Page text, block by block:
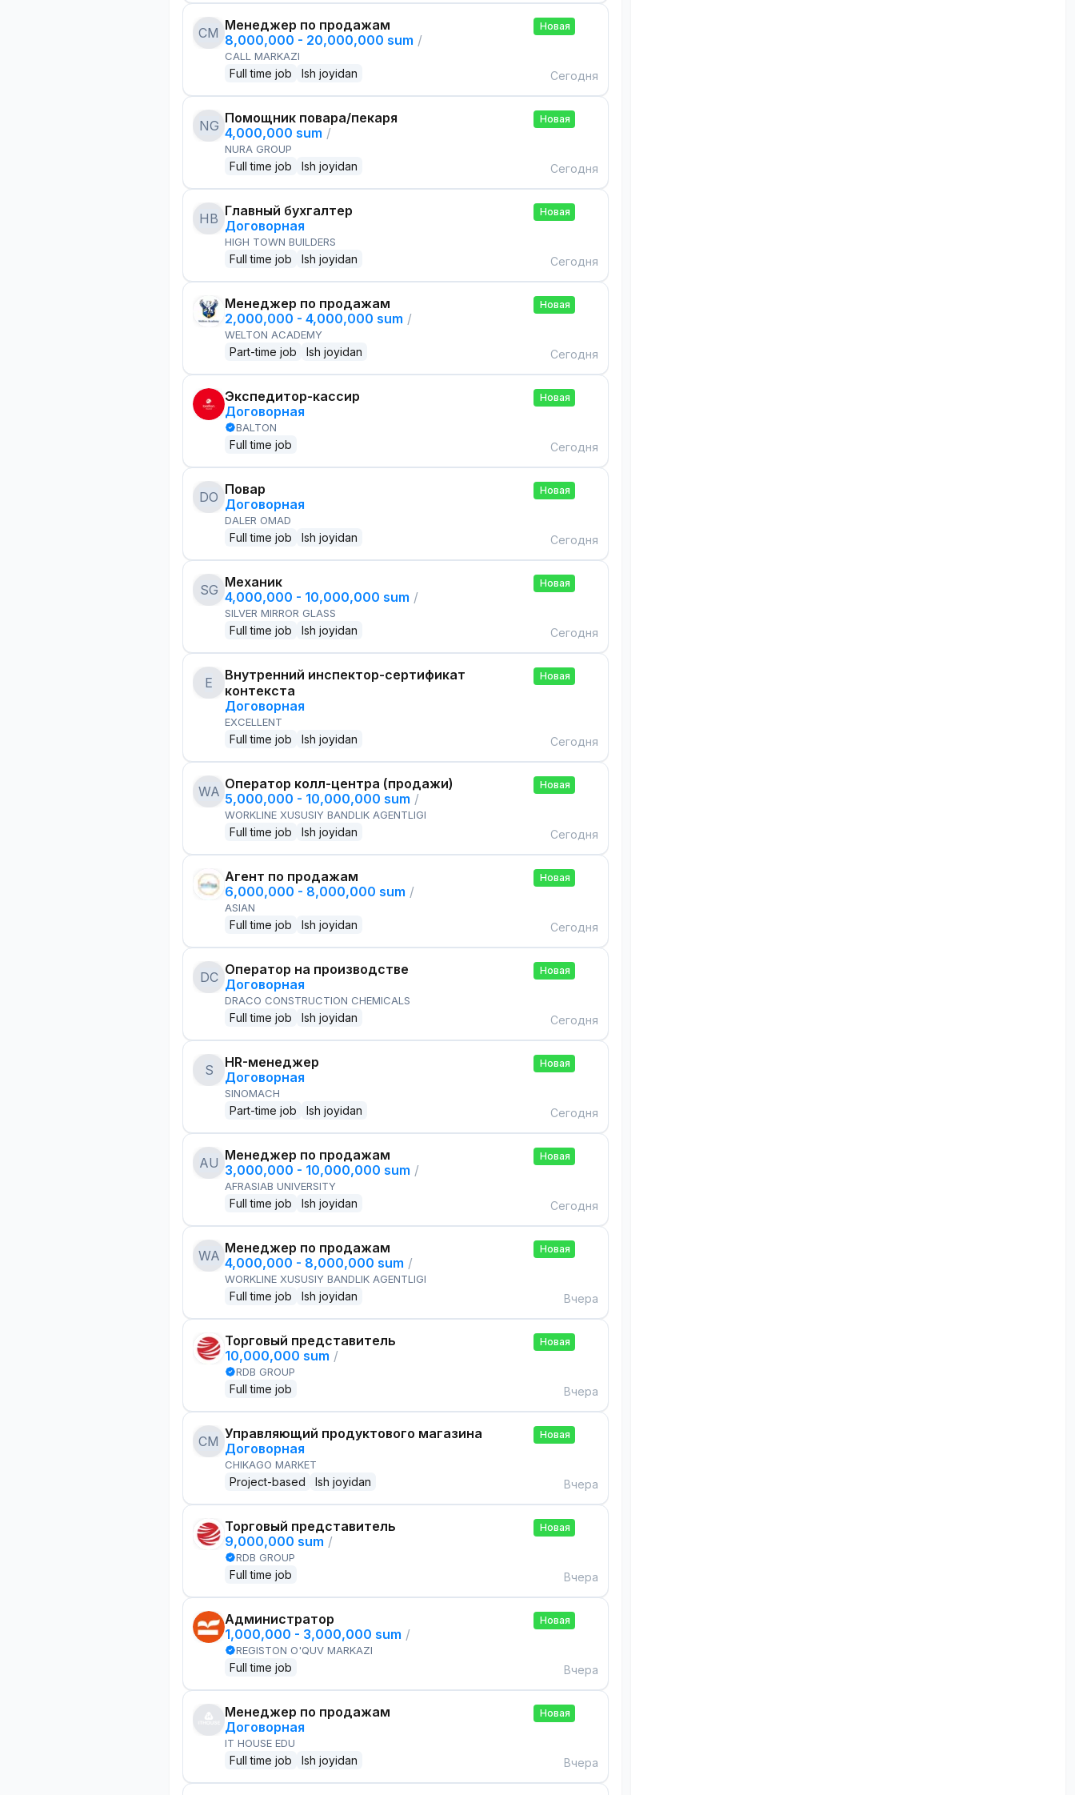
CM Менеджер по продажам
8,000,000 - 20,000,000 sum /
CALL MARKAZI
Full time job Ish joyidan
Новая
Сегодня
NG Помощник повара/пекаря
4,000,000 sum /
NURA GROUP
Full time job Ish joyidan
Новая
Сегодня
HB Главный бухгалтер
Договорная
HIGH TOWN BUILDERS
Full time job Ish joyidan
Новая
Сегодня
Менеджер по продажам
2,000,000 - 4,000,000 sum /
WELTON ACADEMY
Part-time job Ish joyidan
Новая
Сегодня
Экспедитор-кассир
Договорная
BALTON
Full time job
Новая
Сегодня
DO Повар
Договорная
DALER OMAD
Full time job Ish joyidan
Новая
Сегодня
SG Механик
4,000,000 - 10,000,000 sum /
SILVER MIRROR GLASS
Full time job Ish joyidan
Новая
Сегодня
E
Внутренний инспектор-сертификат
контекста
Договорная
EXCELLENT
Full time job Ish joyidan
Новая
Сегодня
WA Оператор колл-центра (продажи)
5,000,000 - 10,000,000 sum /
WORKLINE XUSUSIY BANDLIK AGENTLIGI
Full time job Ish joyidan
Новая
Сегодня
Агент по продажам
6,000,000 - 8,000,000 sum /
ASIAN
Full time job Ish joyidan
Новая
Сегодня
DC Оператор на производстве
Договорная
DRACO CONSTRUCTION CHEMICALS
Full time job Ish joyidan
Новая
Сегодня
S
HR-менеджер
Договорная
SINOMACH
Part-time job Ish joyidan
Новая
Сегодня
AU Менеджер по продажам
3,000,000 - 10,000,000 sum /
AFRASIAB UNIVERSITY
Full time job Ish joyidan
Новая
Сегодня
WA Менеджер по продажам
4,000,000 - 8,000,000 sum /
WORKLINE XUSUSIY BANDLIK AGENTLIGI
Full time job Ish joyidan
Новая
Вчера
Торговый представитель
10,000,000 sum /
RDB GROUP
Full time job
Новая
Вчера
CM Управляющий продуктового магазина
Договорная
CHIKAGO MARKET
Project-based Ish joyidan
Новая
Вчера
Торговый представитель
9,000,000 sum /
RDB GROUP
Full time job
Новая
Вчера
Администратор
1,000,000 - 3,000,000 sum /
REGISTON O'QUV MARKAZI
Full time job
Новая
Вчера
Менеджер по продажам
Договорная
IT HOUSE EDU
Full time job Ish joyidan
Новая
Вчера